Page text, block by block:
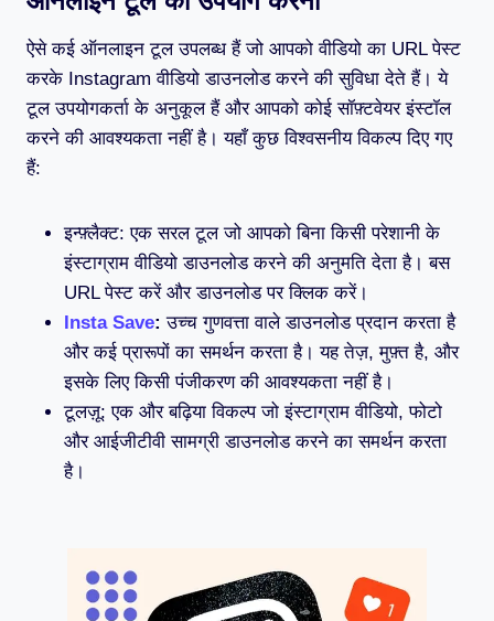
ऐसे कई ऑनलाइन टूल उपलब्ध हैं जो आपको वीडियो का URL पेस्ट
करके Instagram वीडियो डाउनलोड करने की सुविधा देते हैं। ये
टूल उपयोगकर्ता के अनुकूल हैं और आपको कोई सॉफ़्टवेयर इंस्टॉल
करने की आवश्यकता नहीं है। यहाँ कुछ विश्वसनीय विकल्प दिए गए
हैं:
इन्फ़्लैक्ट: एक सरल टूल जो आपको बिना किसी परेशानी के
इंस्टाग्राम वीडियो डाउनलोड करने की अनुमति देता है। बस
URL पेस्ट करें और डाउनलोड पर क्लिक करें।
Insta Save: उच्च गुणवत्ता वाले डाउनलोड प्रदान करता है
और कई प्रारूपों का समर्थन करता है। यह तेज़, मुफ़्त है, और
इसके लिए किसी पंजीकरण की आवश्यकता नहीं है।
टूलज़ू: एक और बढ़िया विकल्प जो इंस्टाग्राम वीडियो, फोटो
और आईजीटीवी सामग्री डाउनलोड करने का समर्थन करता
है।